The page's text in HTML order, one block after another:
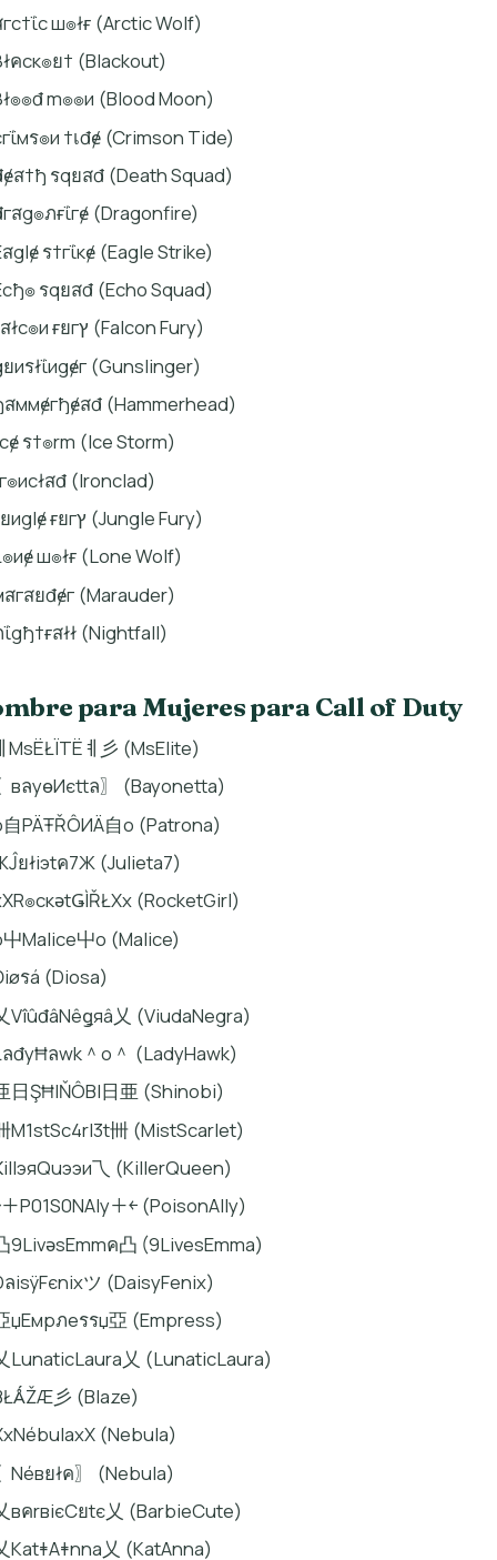
ш๏łғ (Arctic Wolf)
คcк๏ย† (Blackout)
๏๏đ m๏๏и (Blood Moon)
ร๏и †เđɇ (Crimson Tide)
ส†ђ รqยสđ (Death Squad)
สg๏ภғΐгɇ (Dragonfire)
glɇ ร†гΐкɇ (Eagle Strike)
๏ รqยสđ (Echo Squad)
ғสłc๏и ғยгץ (Falcon Fury)
иรłΐиgɇг (Gunslinger)
ммɇгђɇสđ (Hammerhead)
ร†๏rm (Ice Storm)
๏иcłสđ (Ironclad)
נยиglɇ ғยгץ (Jungle Fury)
иɇ ш๏łғ (Lone Wolf)
гสยđɇг (Marauder)
สłł (Nightfall)
para Mujeres para Call of Duty
ￋ彡 (MsElite)
вลyѳИєttล〗 (Bayonetta)
PÄŦŘÔИÄ自o (Patrona)
ยłiэtค7Ж (Julieta7)
๏cкǝtǤÌŘŁXx (RocketGirl)
Malice屮o (Malice)
รá (Diosa)
VîûđâNêǥяâ乂 (ViudaNegra)
đyĦลwk＾o＾ (LadyHawk)
日ŞĦIŇÔBI日亜 (Shinobi)
M1stSc4rl3t卌 (MistScarlet)
乁 (KillerQueen)
P01S0NAly＋￩ (PoisonAlly)
9LivǝsEmmค凸 (9LivesEmma)
ลisÿFєnixツ (DaisyFenix)
џEмpภeรรџ亞 (Empress)
LunaticLaura乂 (LunaticLaura)
彡 (Blaze)
(Nebula)
Néвยłค〗 (Nebula)
вคrвiєCยtє乂 (BarbieCute)
KatǂAǂnna乂 (KatAnna)